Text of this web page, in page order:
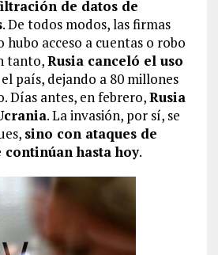
de datos de
. De todos modos, las firmas
acceso a cuentas o robo
tanto,Rusia canceló el uso
país, dejando a 80 millones
Días antes, en febrero,Rusia
. La invasión, por sí, se
sino con ataques de
hasta hoy.